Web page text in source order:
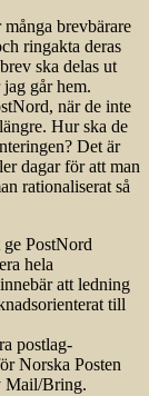
brevbärare
ringakta deras
ska delas ut
går hem.
när de inte
Hur ska de
Det är
dagar för att man
rationaliserat så
ge PostNord
hela
att ledning
till
postlag­
Norska Posten
Mail/Bring.